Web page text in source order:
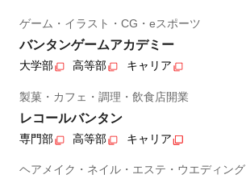
ゲーム・イラスト・CG・eスポーツ
バンタンゲームアカデミー
大学部 高等部 キャリア
製菓・カフェ・調理・飲食店開業
レコールバンタン
専門部 高等部 キャリア
ヘアメイク・ネイル・エステ・ウエディング